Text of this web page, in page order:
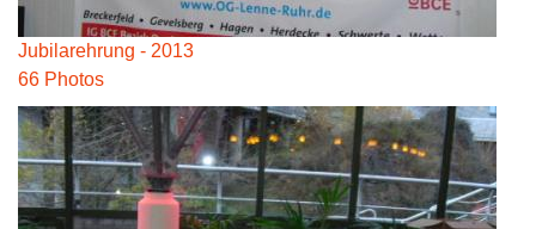
Jubilarehrung - 2013
66 Photos